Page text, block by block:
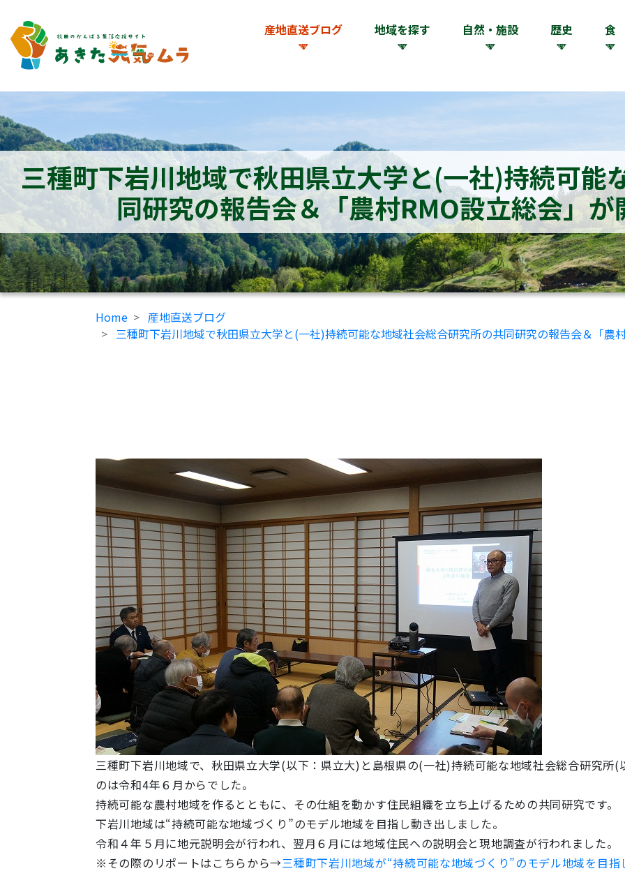
産地直送ブログ 地域を探す 自然・施設 歴史 食
三種町下岩川地域で秋田県立大学と(一社)持続可能
同研究の報告会＆「農村RMO設立総会」
Home
産地直送ブログ
三種町下岩川地域で秋田県立大学と(一社)持続可能な地域社会総合研究所の共同研究の報告会＆「農
三種町下岩川地域で、秋田県立大学(以下：県立大)と島根県の(一社)持続可能な地域社会総合研究所
のは令和4年６月からでした。
持続可能な農村地域を作るとともに、その仕組を動かす住民組織を立ち上げるための共同研究です。
下岩川地域は“持続可能な地域づくり”のモデル地域を目指し動き出しました。
令和４年５月に地元説明会が行われ、翌月６月には地域住民への説明会と現地調査が行われました。
※その際のリポートはこちらから→三種町下岩川地域が“持続可能な地域づくり”のモデル地域を目指